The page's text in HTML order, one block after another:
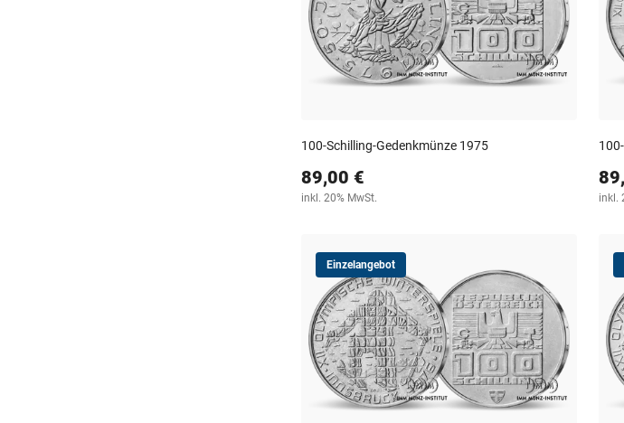
100-Schilling-Gedenkmünze 1975
89,00 €
inkl. 20% MwSt. inkl.
Einzelangebot